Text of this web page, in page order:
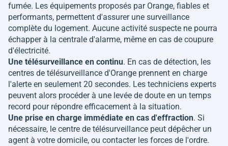
fumée. Les équipements proposés par Orange, fiables et
performants, permettent d'assurer une surveillance
complète du logement. Aucune activité suspecte ne pourra
échapper à la centrale d'alarme, même en cas de coupure
d'électricité.
Une télésurveillance en continu. En cas de détection, les
centres de télésurveillance d'Orange prennent en charge
l'alerte en seulement 20 secondes. Les techniciens experts
peuvent alors procéder à une levée de doute en un temps
record pour répondre efficacement à la situation.
Une prise en charge immédiate en cas d'effraction. Si
nécessaire, le centre de télésurveillance peut dépêcher un
agent à votre domicile, ou contacter les forces de l'ordre.